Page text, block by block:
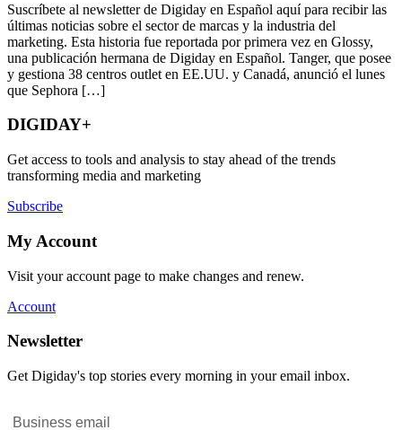
Suscríbete al newsletter de Digiday en Español aquí para recibir las
últimas noticias sobre el sector de marcas y la industria del
marketing. Esta historia fue reportada por primera vez en Glossy,
una publicación hermana de Digiday en Español. Tanger, que posee
y gestiona 38 centros outlet en EE.UU. y Canadá, anunció el lunes
que Sephora […]
DIGIDAY+
Get access to tools and analysis to stay ahead of the trends
transforming media and marketing
Subscribe
My Account
Visit your account page to make changes and renew.
Account
Newsletter
Get Digiday's top stories every morning in your email inbox.